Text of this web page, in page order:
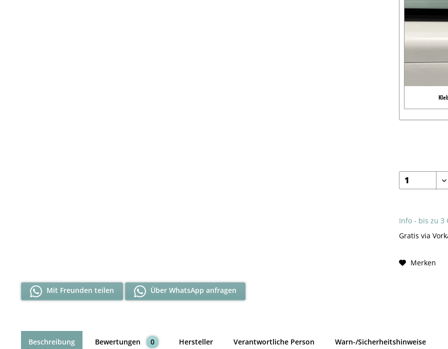
Info - bis zu 3
Gratis via
Merken
Mit Freunden teilen Über WhatsApp anfragen
Beschreibung Bewertungen 0 Hersteller Verantwortliche Person Warn-/Sicherheitshinweise